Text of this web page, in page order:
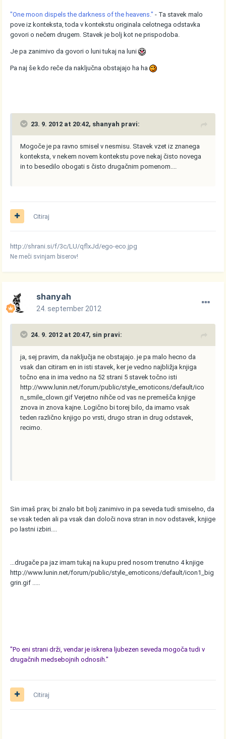
"One moon dispels the darkness of the heavens." - Ta stavek malo
pove iz konteksta, toda v kontekstu originala celotnega odstavka
govori o nečem drugem. Stavek je bolj kot ne prispodoba.
Je pa zanimivo da govori o luni tukaj na luni
Pa naj še kdo reče da naključna obstajajo ha ha
23. 9. 2012 at 20:42, shanyah pravi:
Mogoče je pa ravno smisel v nesmisu. Stavek vzet iz znanega
konteksta, v nekem novem kontekstu pove nekaj čisto novega
in to besedilo obogati s čisto drugačnim pomenom....
Citiraj
http://shrani.si/f/3c/LU/qflxJd/ego-eco.jpg
Ne meči svinjam biserov!
shanyah
24. september 2012
24. 9. 2012 at 20:47, sin pravi:
ja, sej pravim, da naključja ne obstajajo. je pa malo hecno da
vsak dan citiram en in isti stavek, ker je vedno najbližja knjiga
točno ena in ima vedno na 52 strani 5 stavek točno isti
http://www.lunin.net/forum/public/style_emoticons/default/ico
n_smile_clown.gif Verjetno nihče od vas ne premešča knjige
znova in znova kajne. Logično bi torej bilo, da imamo vsak
teden različno knjigo po vrsti, drugo stran in drug odstavek,
recimo.
Sin imaš prav, bi znalo bit bolj zanimivo in pa seveda tudi smiselno, da
se vsak teden ali pa vsak dan določi nova stran in nov odstavek, knjige
po lastni izbiri....
...drugače pa jaz imam tukaj na kupu pred nosom trenutno 4 knjige
http://www.lunin.net/forum/public/style_emoticons/default/icon1_big
grin.gif
"Po eni strani drži, vendar je iskrena ljubezen seveda mogoča tudi v
drugačnih medsebojnih odnosih."
Citiraj